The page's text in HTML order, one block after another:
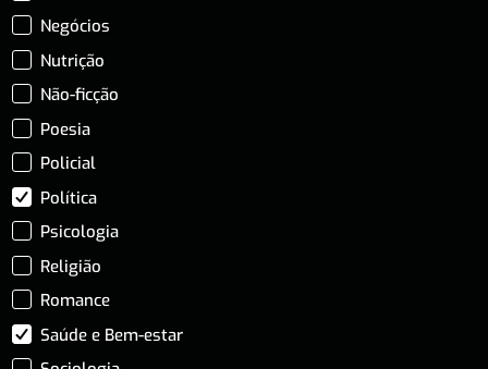
Negócios
Nutrição
Não-ficção
Poesia
Policial
Política
Psicologia
Religião
Romance
Saúde e Bem-estar